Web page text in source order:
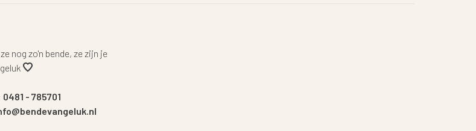
nog zo'n bende, ze zijn je
0481 - 785701